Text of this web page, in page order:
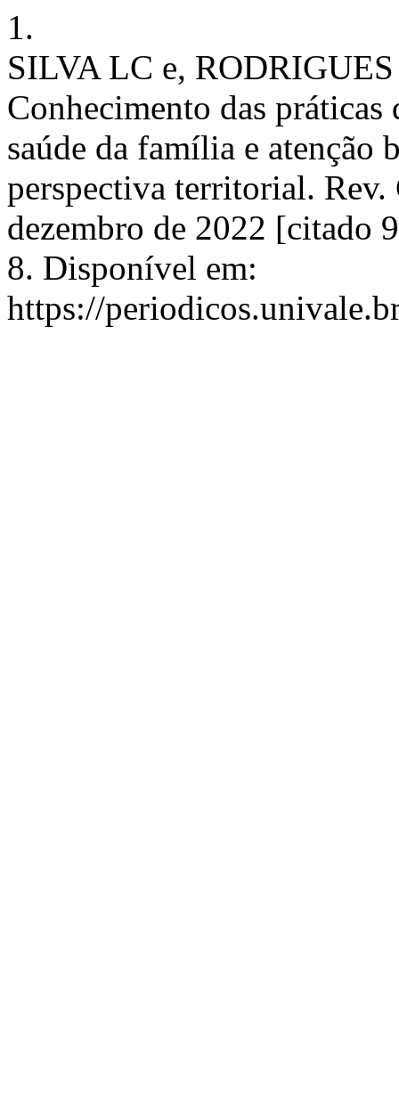
1.
SILVA LC e,
Conhecimento das
saúde da família e
perspectiva territorial.
dezembro de 2022 [citado
8. Disponível em:
https://